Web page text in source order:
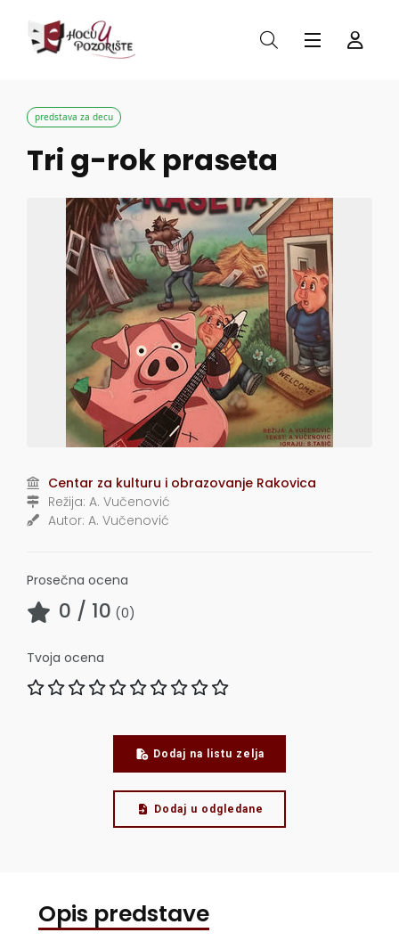
predstava za decu
Tri g-rok praseta
Centar za kulturu i obrazovanje Rakovica
Režija: A. Vučenović
Autor: A. Vučenović
Prosečna ocena
0 / 10 (0)
Tvoja ocena
Dodaj na listu zelja
Dodaj u odgledane
Opis predstave